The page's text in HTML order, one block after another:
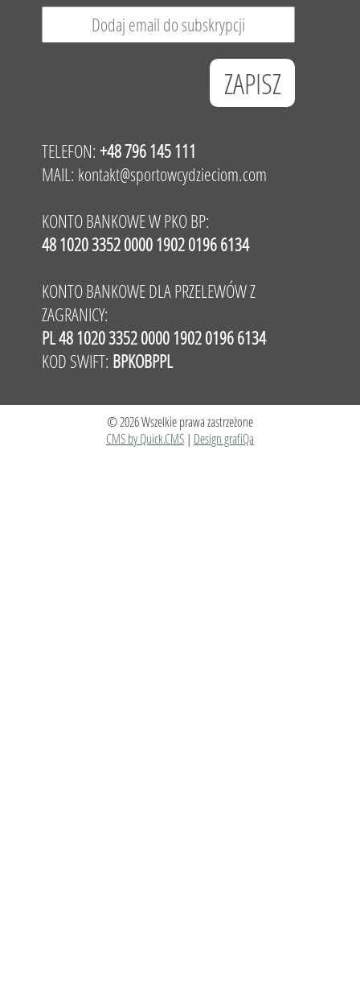
TELEFON: +48 796 145 111
MAIL: kontakt@sportowcydzieciom.com
KONTO BANKOWE W PKO BP:
48 1020 3352 0000 1902 0196 6134
KONTO BANKOWE DLA PRZELEWÓW Z
ZAGRANICY:
PL 48 1020 3352 0000 1902 0196 6134
KOD SWIFT: BPKOBPPL
© 2026 Wszelkie prawa zastrzeżone
CMS by Quick.CMS | Design grafiQa